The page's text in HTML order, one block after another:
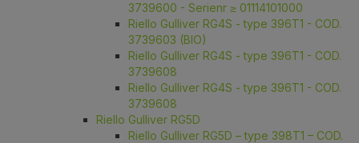
3739600 - Serienr ≥ 01114101000
Riello Gulliver RG4S - type 396T1 - COD.
3739603 (BIO)
Riello Gulliver RG4S - type 396T1 - COD.
3739608
Riello Gulliver RG4S - type 396T1 - COD.
3739608
Riello Gulliver RG5D
Riello Gulliver RG5D – type 398T1 – COD.